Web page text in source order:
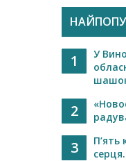
1
У
2
3
П’ять